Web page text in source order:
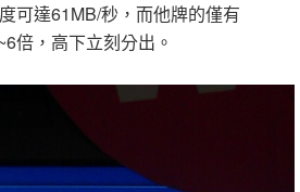
可達61MB/秒，而他牌的僅有
倍，高下立刻分出。